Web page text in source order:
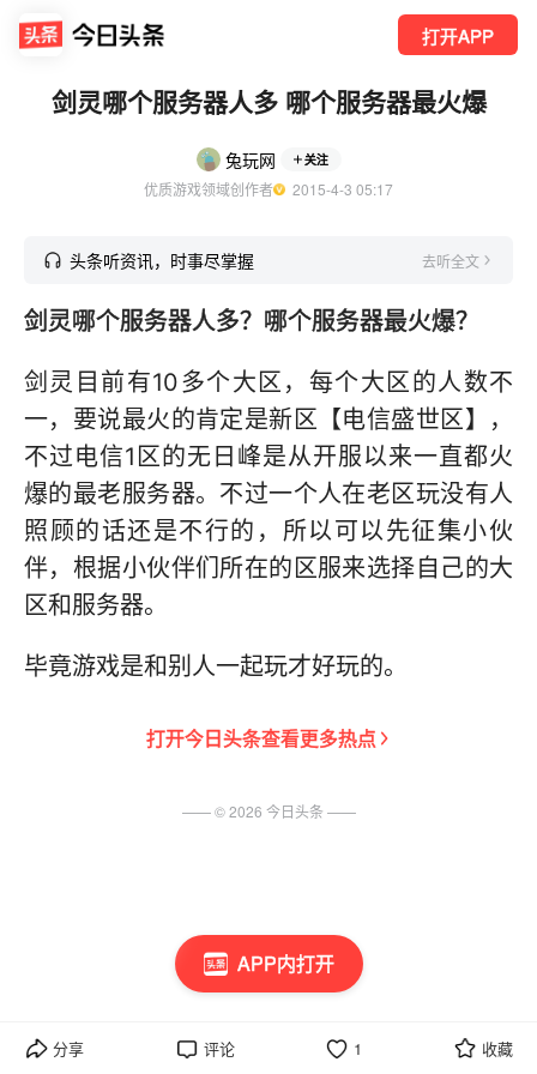
打开APP
APP内打开
剑灵哪个服务器人多 哪个服务器最火爆
兔玩网 关注
优质游戏领域创作者
  2015-4-3 05:17
头条听资讯，时事尽掌握 去听全文
剑灵哪个服务器人多？哪个服务器最火爆？
剑灵目前有10多个大区，每个大区的人数不
一，要说最火的肯定是新区【电信盛世区】，
不过电信1区的无日峰是从开服以来一直都火
爆的最老服务器。不过一个人在老区玩没有人
照顾的话还是不行的，所以可以先征集小伙
伴，根据小伙伴们所在的区服来选择自己的大
区和服务器。
毕竟游戏是和别人一起玩才好玩的。
打开今日头条查看更多热点
分享 评论 1 收藏
—— ©2026 今日头条 ——